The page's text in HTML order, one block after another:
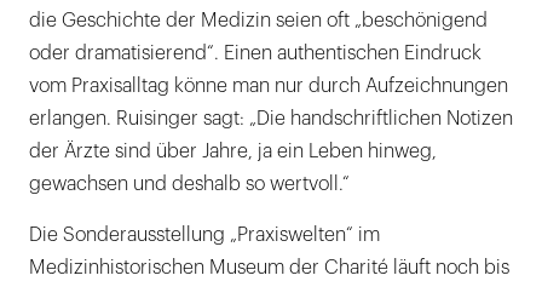
die Geschichte der Medizin seien oft „beschönigend
oder dramatisierend“. Einen authentischen Eindruck
vom Praxisalltag könne man nur durch Aufzeichnungen
erlangen. Ruisinger sagt: „Die handschriftlichen Notizen
der Ärzte sind über Jahre, ja ein Leben hinweg,
gewachsen und deshalb so wertvoll.“
Die Sonderausstellung „Praxiswelten“ im
Medizinhistorischen Museum der Charité läuft noch bis